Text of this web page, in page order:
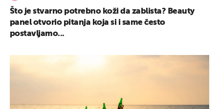
Što je stvarno potrebno koži da zablista? Beauty
panel otvorio pitanja koja si i same često
postavljamo...